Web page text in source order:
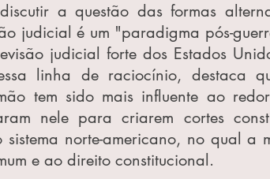
a questão das formas
judicial é um "paradigma pós-
judicial forte dos Estados
linha de raciocínio, destaca
tem sido mais influente ao
nele para criarem cortes
sistema norte-americano, no qual
e ao direito constitucional.